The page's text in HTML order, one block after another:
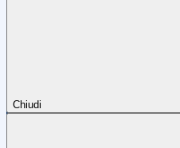
Chiudi